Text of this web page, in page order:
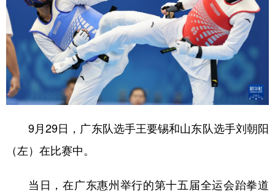
9月29日，广东队选手王要锡和山东队选手刘朝阳
（左）在比赛中。
当日，在广东惠州举行的第十五届全运会跆拳道